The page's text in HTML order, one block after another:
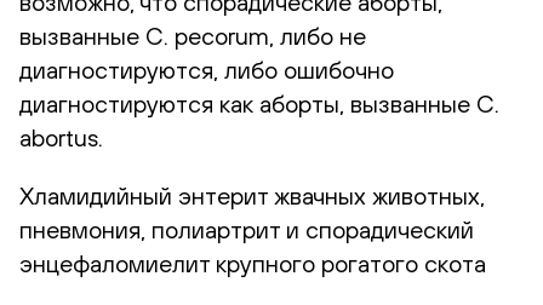
вызванные C. pecorum, либо не
диагностируются, либо ошибочно
диагностируются как аборты, вызванные C.
abortus.
Хламидийный энтерит жвачных животных,
пневмония, полиартрит и спорадический
энцефаломиелит крупного рогатого скота